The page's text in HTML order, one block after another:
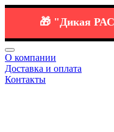
"Дикая
О компании
Доставка и оплата
Контакты